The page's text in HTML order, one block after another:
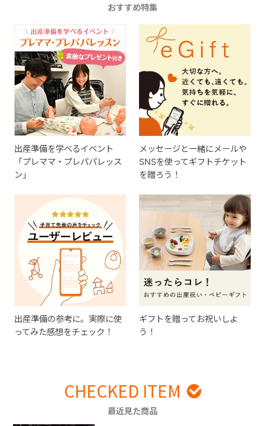
おすすめ特集
出産準備を学べるイベント
「プレママ・プレパパレッス
ン」
メッセージと一緒にメールや
SNSを使ってギフトチケット
を贈ろう！
出産準備の参考に。実際に使
ってみた感想をチェック！
ギフトを贈ってお祝いしよ
う！
CHECKED ITEM
最近見た商品